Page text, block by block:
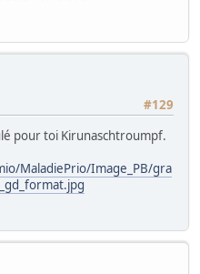
#129
pour toi Kirunaschtroumpf.
MaladiePrio/Image_PB/gra